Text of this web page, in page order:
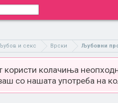
и секс Врски Љубовни
користи колачиња
со нашата употреба на